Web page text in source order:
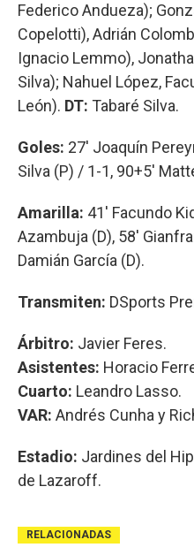
Federico Andueza);
Copelotti), Adrián
Ignacio Lemmo),
Silva); Nahuel López,
León). DT: Tabaré Silva.
Goles: 27' Joaquín
Silva (P) / 1-1, 90+5'
Amarilla: 41' Facundo
Azambuja (D), 58'
Damián García (D).
Transmiten: DSports
Árbitro: Javier Feres.
Asistentes: Horacio
Cuarto: Leandro Lasso.
VAR: Andrés Cunha y
Estadio: Jardines del
de Lazaroff.
RELACIONADAS